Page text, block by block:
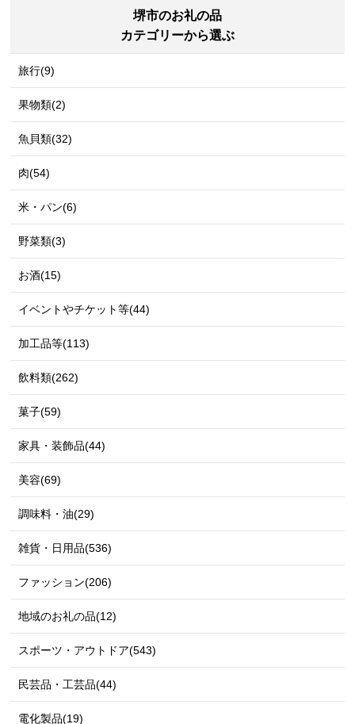
堺市のお礼の品
カテゴリーから選ぶ
旅行(9)
果物類(2)
魚貝類(32)
肉(54)
米・パン(6)
野菜類(3)
お酒(15)
イベントやチケット等(44)
加工品等(113)
飲料類(262)
菓子(59)
家具・装飾品(44)
美容(69)
調味料・油(29)
雑貨・日用品(536)
ファッション(206)
地域のお礼の品(12)
スポーツ・アウトドア(543)
民芸品・工芸品(44)
電化製品(19)